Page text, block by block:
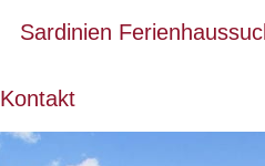
Sardinien
Kontakt